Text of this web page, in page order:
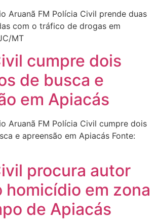
Aruanã FM Polícia Civil prende duas
com o tráfico de drogas em
MT
cumpre dois
de busca e
em Apiacás
Aruanã FM Polícia Civil cumpre dois
e apreensão em Apiacás Fonte:
procura autor
homicídio em zona
de Apiacás